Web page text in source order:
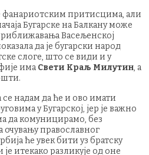
притисцима, али
Бугарске на Балкану може
Васељенској
да је бугарски народ
слоге, што се види и у
има Свети Краљ Милутин, а
надам да ће и овo имати
у Бугарској, јер је важно
да комуницирамо, без
очувању православног
ће увек бити уз братску
итекако разликује од оне